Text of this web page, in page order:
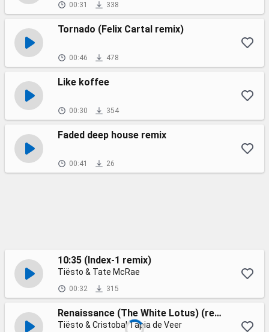
00:31 338
Tornado (Felix Cartal remix)
00:46 478
Like koffee
00:30 354
Faded deep house remix
00:41 26
10:35 (Index-1 remix)
Tiësto & Tate McRae
00:32 315
Renaissance (The White Lotus) (remix)
Tiësto & Cristobal Tapia de Veer